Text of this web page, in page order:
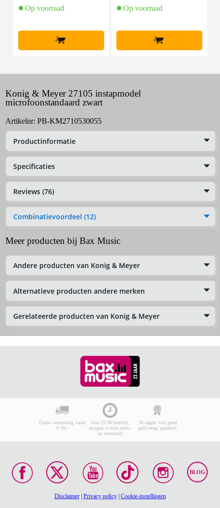
Op voorraad
+
Op voorraad
+
Konig & Meyer 27105 instapmodel
microfoonstandaard zwart
Artikelnr: PB-KM2710530055
Productinformatie
Specificaties
Reviews (76)
Combinatievoordeel (12)
Meer producten bij Bax Music
Andere producten van Konig & Meyer
Alternatieve producten andere merken
Gerelateerde producten van Konig & Meyer
Gratis verzending vanaf
€ 99,-
Voor 23:00 besteld,
morgen in huis (mits
op voorraad)
30 dagen 'niet goed
geld terug' garantie!
BLOG
Disclaimer| Privacy policy| Cookie-instellingen